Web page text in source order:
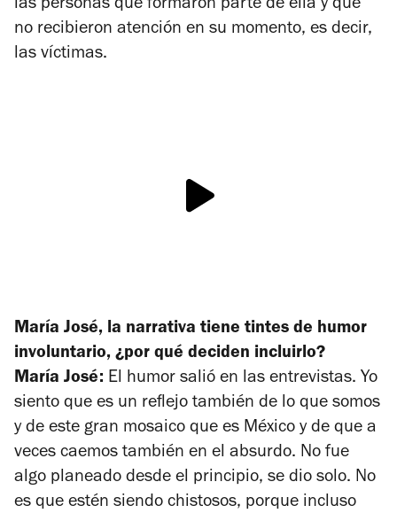
las personas que formaron parte de ella y que
no recibieron atención en su momento, es decir,
las víctimas.
María José, la narrativa tiene tintes de humor
involuntario, ¿por qué deciden incluirlo?
María José: El humor salió en las entrevistas. Yo
siento que es un reflejo también de lo que somos
y de este gran mosaico que es México y de que a
veces caemos también en el absurdo. No fue
algo planeado desde el principio, se dio solo. No
es que estén siendo chistosos, porque incluso